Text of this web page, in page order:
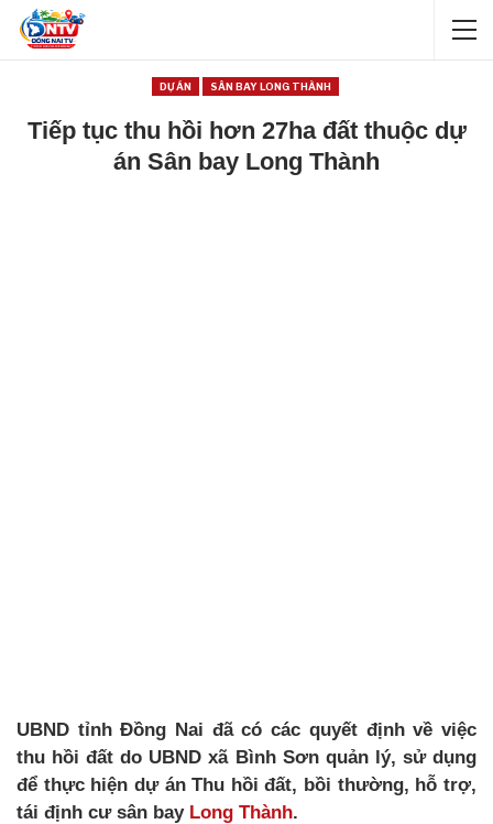
DỰ ÁN SÂN BAY LONG THÀNH
Tiếp tục thu hồi hơn 27ha đất thuộc dự
án Sân bay Long Thành
UBND tỉnh Đồng Nai đã có các quyết định về việc
thu hồi đất do UBND xã Bình Sơn quản lý, sử dụng
để thực hiện dự án Thu hồi đất, bồi thường, hỗ trợ,
tái định cư sân bay Long Thành.